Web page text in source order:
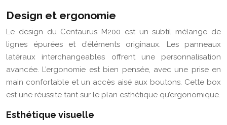
Design et ergonomie
Le design du Centaurus M200 est un subtil mélange de
lignes épurées et d’éléments originaux. Les panneaux
latéraux interchangeables offrent une personnalisation
avancée. L’ergonomie est bien pensée, avec une prise en
main confortable et un accès aisé aux boutons. Cette box
est une réussite tant sur le plan esthétique qu’ergonomique.
Esthétique visuelle